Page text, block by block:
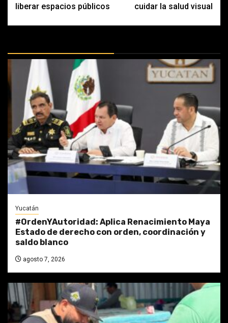
liberar espacios públicos
cuidar la salud visual
Yucatán
#OrdenYAutoridad: Aplica Renacimiento Maya
Estado de derecho con orden, coordinación y
saldo blanco
agosto 7, 2026